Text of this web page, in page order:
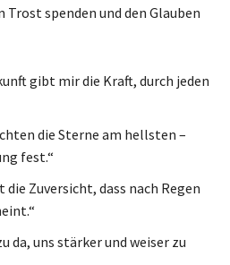
spenden und den Glauben
gibt mir die Kraft, durch jeden
die Sterne am hellsten –
fest.“
die Zuversicht, dass nach Regen
da, uns stärker und weiser zu